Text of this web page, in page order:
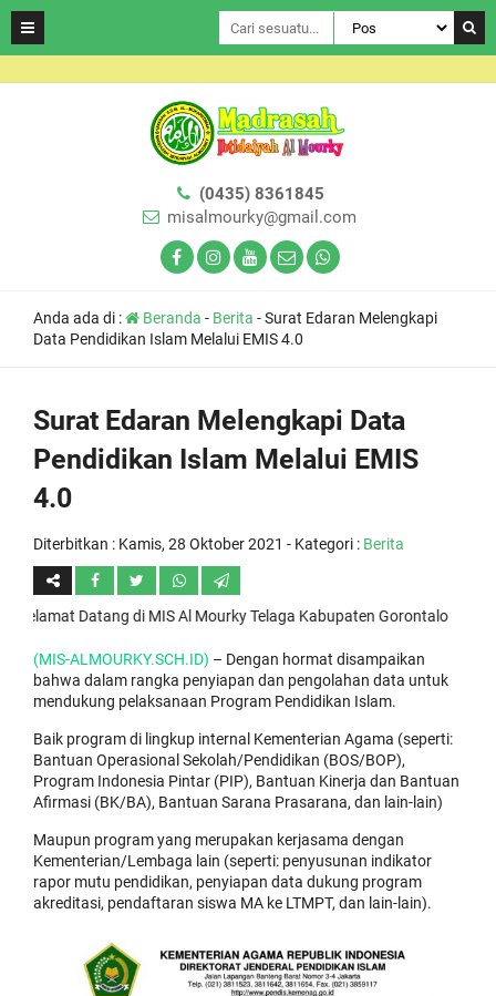
(0435) 8361845
misalmourky@gmail.com
Anda ada di : Beranda - Berita -Surat Edaran Melengkapi
Data Pendidikan Islam Melalui EMIS 4.0
Surat Edaran Melengkapi Data
Pendidikan Islam Melalui EMIS
4.0
Diterbitkan : Kamis, 28 Oktober 2021 - Kategori : Berita
Datang di MIS Al Mourky Telaga Kabupaten Gorontalo
(MIS-ALMOURKY.SCH.ID) – Dengan hormat disampaikan
bahwa dalam rangka penyiapan dan pengolahan data untuk
mendukung pelaksanaan Program Pendidikan Islam.
Baik program di lingkup internal Kementerian Agama (seperti:
Bantuan Operasional Sekolah/Pendidikan (BOS/BOP),
Program Indonesia Pintar (PIP), Bantuan Kinerja dan Bantuan
Afirmasi (BK/BA), Bantuan Sarana Prasarana, dan lain-lain)
Maupun program yang merupakan kerjasama dengan
Kementerian/Lembaga lain (seperti: penyusunan indikator
rapor mutu pendidikan, penyiapan data dukung program
akreditasi, pendaftaran siswa MA ke LTMPT, dan lain-lain).